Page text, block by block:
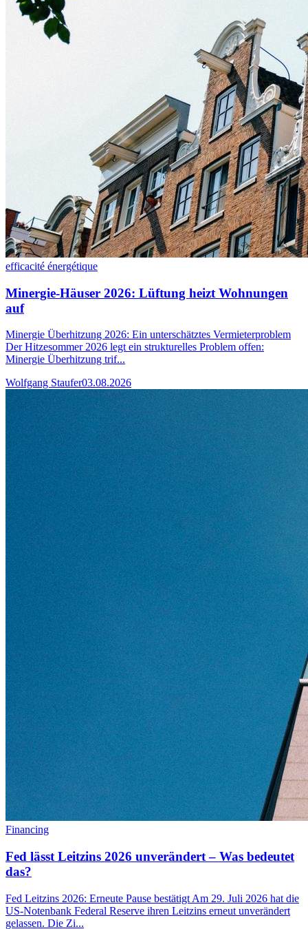
efficacité énergétique
Minergie-Häuser 2026: Lüftung heizt Wohnungen
auf
Minergie Überhitzung 2026: Ein unterschätztes Vermieterproblem
Der Hitzesommer 2026 legt ein strukturelles Problem offen:
Minergie Überhitzung trif...
Wolfgang Staufer03.08.2026
Financing
Fed lässt Leitzins 2026 unverändert – Was bedeutet
das?
Fed Leitzins 2026: Erneute Pause bestätigt Am 29. Juli 2026 hat die
US-Notenbank Federal Reserve ihren Leitzins erneut unverändert
gelassen. Die Zi...